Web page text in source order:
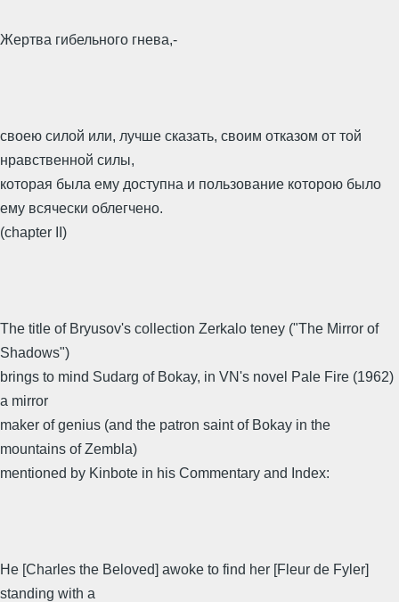
Жертва гибельного гнева,-
своею силой или, лучше сказать, своим отказом от той
нравственной силы,
которая была ему доступна и пользование которою было
ему всячески облегчено.
(chapter II)
The title of Bryusov's collection Zerkalo teney ("The Mirror of
Shadows")
brings to mind Sudarg of Bokay, in VN's novel Pale Fire (1962)
a mirror
maker of genius (and the patron saint of Bokay in the
mountains of Zembla)
mentioned by Kinbote in his Commentary and Index:
He [Charles the Beloved] awoke to find her [Fleur de Fyler]
standing with a